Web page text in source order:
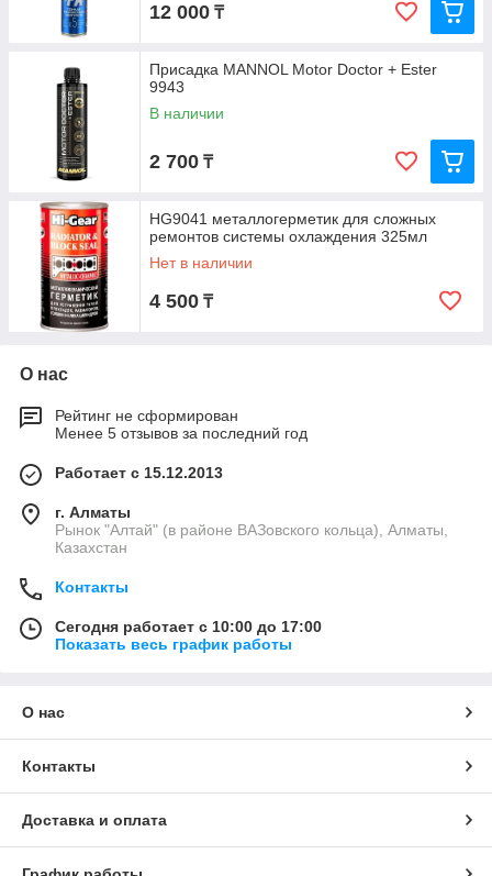
12 000 ₸
Присадка MANNOL Motor Doctor + Ester
9943
В наличии
2 700 ₸
HG9041 металлогерметик для сложных
ремонтов системы охлаждения 325мл
Нет в наличии
4 500 ₸
О нас
Рейтинг не сформирован
Менее 5 отзывов за последний год
Работает с 15.12.2013
г. Алматы
Рынок "Алтай" (в районе ВАЗовского кольца), Алматы,
Казахстан
Контакты
Сегодня работает с 10:00 до 17:00
Показать весь график работы
О нас
Контакты
Доставка и оплата